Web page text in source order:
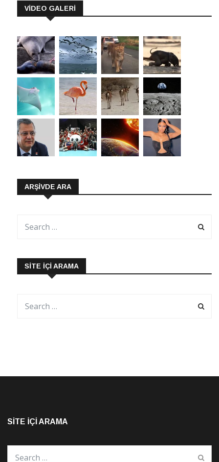
VİDEO GALERİ
ARŞIVDE ARA
SITE İÇI ARAMA
SITE İÇI ARAMA